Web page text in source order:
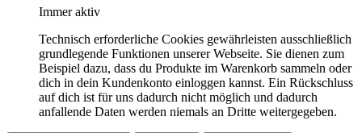
Immer aktiv
Technisch erforderliche Cookies gewährleisten ausschließlich
grundlegende Funktionen unserer Webseite. Sie dienen zum
Beispiel dazu, dass du Produkte im Warenkorb sammeln oder
dich in dein Kundenkonto einloggen kannst. Ein Rückschluss
auf dich ist für uns dadurch nicht möglich und dadurch
anfallende Daten werden niemals an Dritte weitergegeben.